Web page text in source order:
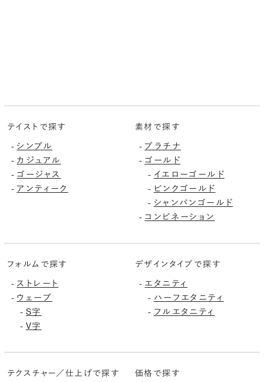
テイストで探す
- シンプル
- カジュアル
- ゴージャス
- アンティーク
素材で探す
- プラチナ
- ゴールド
- イエローゴールド
- ピンクゴールド
- シャンパンゴールド
- コンビネーション
フォルムで探す
-ストレート
- ウェーブ
- S字
- V字
デザインタイプで探す
- エタニティ
- ハーフエタニティ
- フルエタニティ
テクスチャー／仕上げで探す
価格で探す